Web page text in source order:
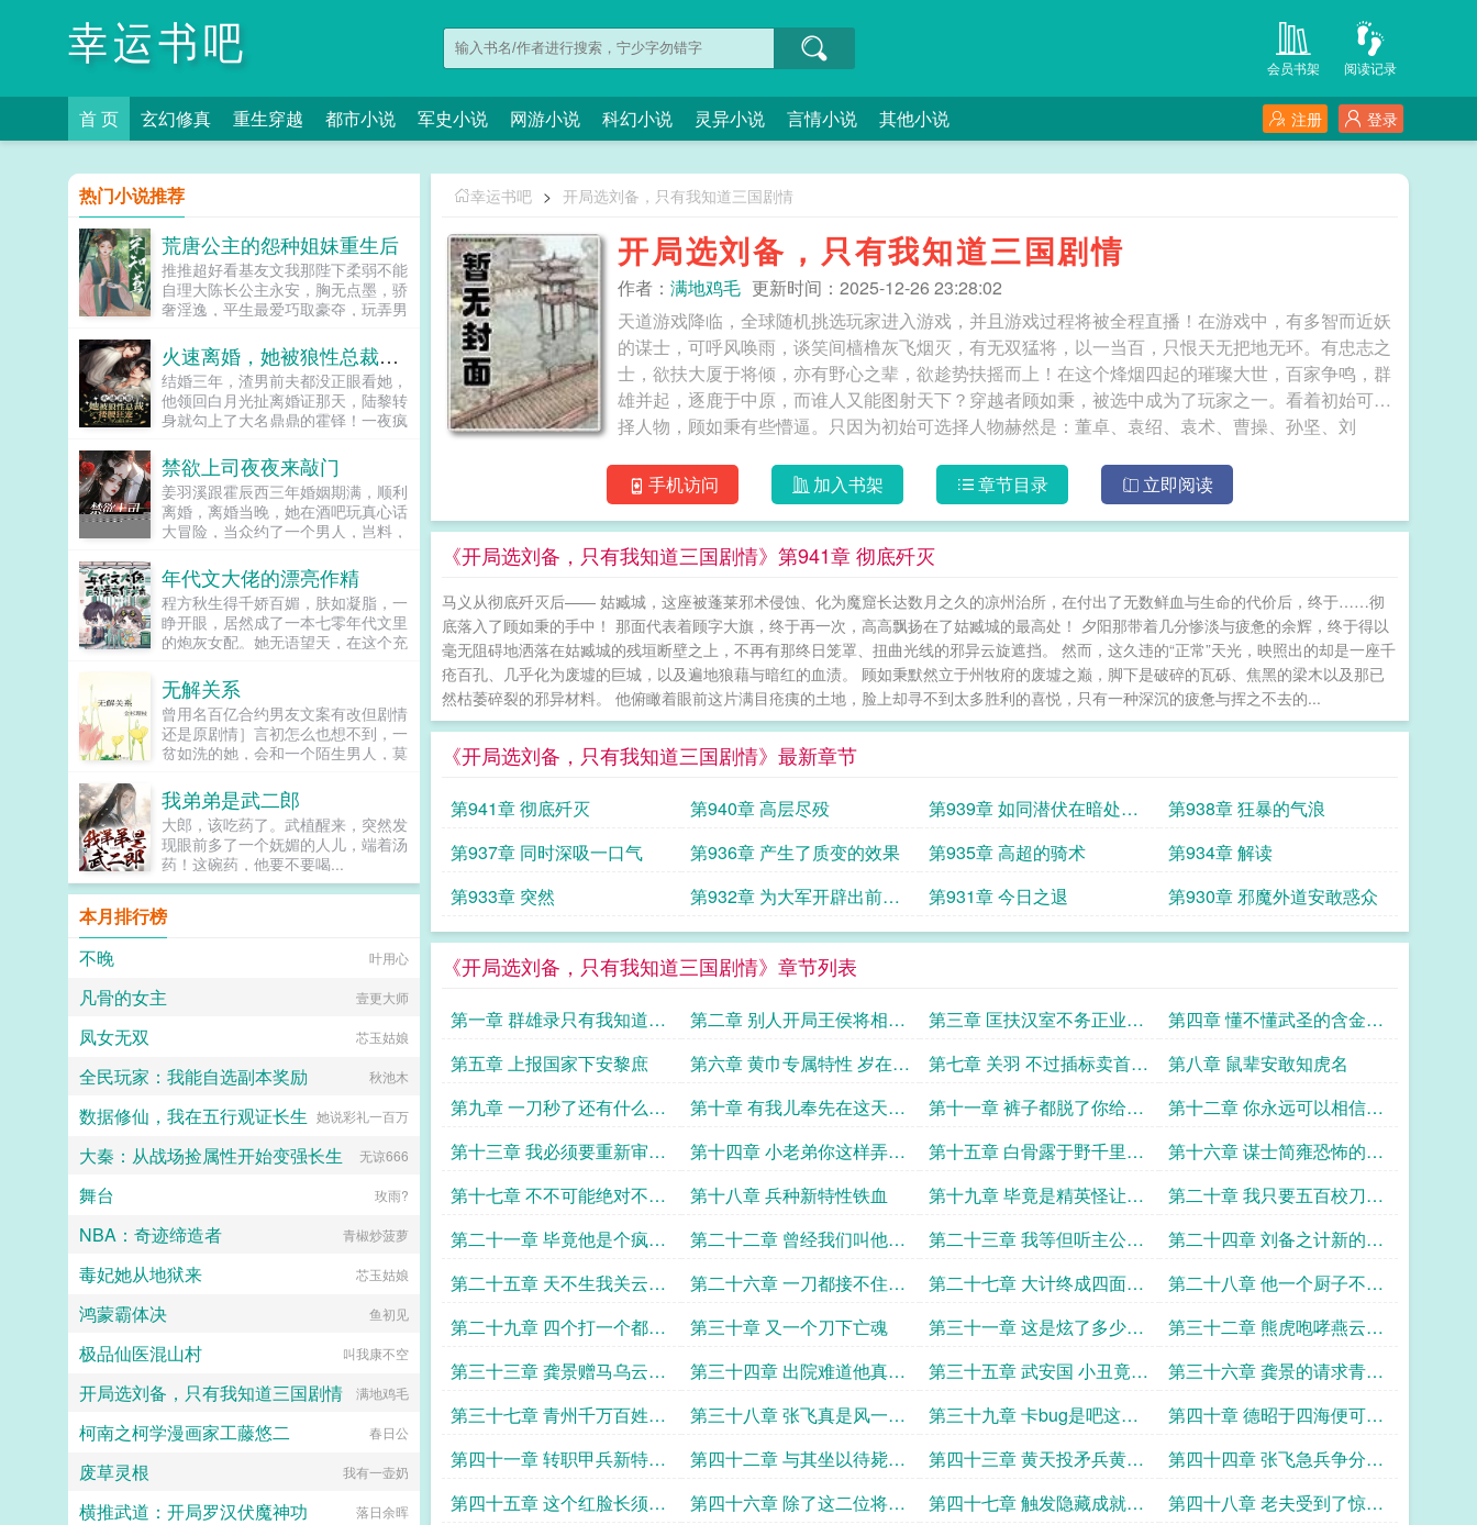
幸运书吧 阅读记录
会员书架
首 页 玄幻修真 重生穿越 都市小说 军史小说 网游小说 科幻小说 灵异小说 言情小说 其他小说 登录
注册
幸运书吧 > 开局选刘备，只有我知道三国剧情
开局选刘备，只有我知道三国剧情
作者： 满地鸡毛 更新时间：2025-12-26 23:28:02
天道游戏降临，全球随机挑选玩家进入游戏，并且游戏过程将被全程直播！在游戏中，有多智而近妖
的谋士，可呼风唤雨，谈笑间樯橹灰飞烟灭，有无双猛将，以一当百，只恨天无把地无环。有忠志之
士，欲扶大厦于将倾，亦有野心之辈，欲趁势扶摇而上！在这个烽烟四起的璀璨大世，百家争鸣，群
雄并起，逐鹿于中原，而谁人又能图射天下？穿越者顾如秉，被选中成为了玩家之一。看着初始可选
择人物，顾如秉有些懵逼。只因为初始可选择人物赫然是：董卓、袁绍、袁术、曹操、孙坚、刘
纷选择王侯将相，以为权势滔天，而顾如秉经过思索之后，却最终选择了......刘备！网友人都麻了：
别人王侯将相，你特么开局编草鞋？ 开局选刘备，只有我知道三国剧情
手机访问 加入书架 章节目录 立即阅读
《开局选刘备，只有我知道三国剧情》第941章 彻底歼灭
马义从彻底歼灭后—— 姑臧城，这座被蓬莱邪术侵蚀、化为魔窟长达数月之久的凉州治所，在付出了无数鲜血与生命的代价后，终于……彻
底落入了顾如秉的手中！ 那面代表着顾字大旗，终于再一次，高高飘扬在了姑臧城的最高处！ 夕阳那带着几分惨淡与疲惫的余辉，终于得以
毫无阻碍地洒落在姑臧城的残垣断壁之上，不再有那终日笼罩、扭曲光线的邪异云旋遮挡。 然而，这久违的“正常”天光，映照出的却是一座千
疮百孔、几乎化为废墟的巨城，以及遍地狼藉与暗红的血渍。 顾如秉默然立于州牧府的废墟之巅，脚下是破碎的瓦砾、焦黑的梁木以及那已
然枯萎碎裂的邪异材料。 他俯瞰着眼前这片满目疮痍的土地，脸上却寻不到太多胜利的喜悦，只有一种深沉的疲惫与挥之不去的...
《开局选刘备，只有我知道三国剧情》最新章节
第941章 彻底歼灭 第940章 高层尽殁
第939章 如同潜伏在暗处的
毒蛇
第938章 狂暴的气浪
第937章 同时深吸一口气
第936章 产生了质变的效果 第935章 高超的骑术
第934章 解读
第933章 突然
第932章 为大军开辟出前进
的血路
第931章 今日之退 第930章 邪魔外道安敢惑众
《开局选刘备，只有我知道三国剧情》章节列表
第一章 群雄录只有我知道三
国剧情
第二章 别人开局王侯将相你
开局编草鞋
第三章 匡扶汉室不务正业不
如回去编草鞋
第四章 懂不懂武圣的含金量
啊
第五章 上报国家下安黎庶
第六章 黄巾专属特性 岁在甲
子
第七章 关羽 不过插标卖首之
徒
第八章 鼠辈安敢知虎名
第九章 一刀秒了还有什么好
说的
第十章 有我儿奉先在这天下
还不是唾手可得
第十一章 裤子都脱了你给我
看这个
第十二章 你永远可以相信关
二爷
第十三章 我必须要重新审视
小区门口李大爷了
第十四章 小老弟你这样弄的
我很没面子啊
第十五章 白骨露于野千里无
鸡鸣
第十六章 谋士简雍恐怖的谋
士属性
第十七章 不不可能绝对不可
能
第十八章 兵种新特性铁血
第十九章 毕竟是精英怪让人
家把话说完啊
第二十章 我只要五百校刀手
便可取黄忠首级
第二十一章 毕竟他是个疯批
啊
第二十二章 曾经我们叫他逼
王现在我们叫他爷
第二十三章 我等但听主公号
令万死不辞
第二十四章 刘备之计新的兵
种属性
第二十五章 天不生我关云长
逼道万古如长夜
第二十六章 一刀都接不住给
我全体起立
第二十七章 大计终成四面夹
击之势
第二十八章 他一个厨子不看
菜谱看上兵法了
第二十九章 四个打一个都打
不过你会不会玩
第三十章 又一个刀下亡魂
第三十一章 这是炫了多少肾
宝啊这么持久
第三十二章 熊虎咆哮燕云十
八骑
第三十三章 龚景赠马乌云踏
雪
第三十四章 出院难道他真的
是天才
第三十五章 武安国 小丑竟是
我自己
第三十六章 龚景的请求青州
黄巾军
第三十七章 青州千万百姓尽
托付于玄德公之手了
第三十八章 张飞真是风一样
的男子
第三十九章 卡bug是吧这么
玩是吧
第四十章 德昭于四海便可万
众仰服
第四十一章 转职甲兵新特性
训练有素
第四十二章 与其坐以待毙不
如主动出击
第四十三章 黄天投矛兵黄巾
专属兵种
第四十四章 张飞急兵争分夺
秒
第四十五章 这个红脸长须的
第四十六章 除了这二位将军
第四十七章 触发隐藏成就稷
第四十八章 老夫受到了惊吓
热门小说推荐
荒唐公主的怨种姐妹重生后
推推超好看基友文我那陛下柔弱不能
自理大陈长公主永安，胸无点墨，骄
奢淫逸，平生最爱巧取豪夺，玩弄男
主更是不知收敛，常强掳良男入府。
终有一日，长公主掳走了北定王的养
子，激怒了北定王，使北定王谋反，
带兵打入长安，手刃长公主。而宋知
鸢，就是倒霉的，长公主手帕交。与
掳人现场。当务之急，第一件事就是
直奔长公主闺房大喊一声捡起来！把
衣裳给我捡起来！床帐里的永安长公
主探出来一张妖媚的面来，惊喜的瞧
你个大头鬼啊！再来脑袋都不保啦！
求求你补药再打男人了啊北定王的大
军都打到殿门口了姐妹你守点女德吧
他说不要不是欲擒故纵北定王耶律青
野，一生戎马，而立之年不曾成婚，
子软弱无能，性格怯懦，难当大任，
耶律青野只能将人送回长安，让他去
做个富贵闲人。直到有一日，他听
说，他的养子，在长安，给人，当，
外室。据说还是三分之一外室，那女
得宠的那个。北定王缓缓挑眉。反了
天了？爹系猛男北定王26x活泼明媚
小娇娇16人设封感谢齐九子推推超
好看基友文我那陛下柔弱不能自理by
周九续书号9125729苏蕴宜，世家庶
她被父亲视作一份礼物，将要送给年
近七十的淮江王。苏蕴宜只能在心里
说我不愿。为了逃避不公的命运，她
郎。传闻裴七郎出身名门，权势滔
看起来十分好拿捏的样子月色下，苏
哥救我。几度恩爱，数月缠绵，裴七
的虚与委蛇，苏蕴宜心知肚明。她含
子，谁知眼看好事将近，裴七郎竟去
子笑意和煦表妹好狠的心啊，竟想将
行七，正是当今陛下。苏蕴宜才知
v后日更1男女主彼此身心唯一2男女
4传统大团圆结局。...
火速离婚，她被狼性总裁搂腰狂宠
结婚三年，渣男前夫都没正眼看她，
他领回白月光扯离婚证那天，陆黎转
身就勾上了大名鼎鼎的霍铎！一夜疯
算负责？陆黎转身不认人，他霍铎怎
么会缺女人！本以为不会再有交集，
可被他彻底缠上。某天他抵她在墙陆
小姐，咱俩床上挺搭的，霍太太的位
子考虑一下？众人都以为霍铎玩玩而
了图，陆黎切菜划破了手，男人红着
眼圈抱起她乖，以后这些我来干...
禁欲上司夜夜来敲门
姜羽溪跟霍辰西三年婚姻期满，顺利
离婚，离婚当晚，她在酒吧玩真心话
大冒险，当众约了一个男人，岂料，
还是刚跟她离婚的前夫！前夫当面阴
阳她将心思好好放在工作上，没必要
背后搞小动作。然后转身背地里打电
话约她吃饭。姜羽溪反手就将霍辰西
拉进黑名单，她尽职尽责做着自己的
出国，现在每天粘着她是怎么回事？
姜羽溪一直小心隐瞒着自己的身份，
直到某天夜里，霍辰西将她抵在角
落，叫出了她以前的名字，老婆，我
年代文大佬的漂亮作精
程方秋生得千娇百媚，肤如凝脂，一
睁开眼，居然成了一本七零年代文里
的炮灰女配。她无语望天，在这个充
着便宜老公的丰厚工资买买买，顺便
再好好享受宽肩窄腰，冷峻帅气...
无解关系
曾用名百亿合约男友文案有改但剧情
还是原剧情］言初怎么也想不到，一
贫如洗的她，会和一个陌生男人，莫
富交换。说白了就是他的钱进了她账
户，她的钱进了他账户还转！不！
回！去！好消息对方是陆洺执，陆氏
集团太子爷，多金，年轻，人还帅。
坏消息这人脾气差，控制欲强，还打
算趁机和她来场合约恋爱。...
我弟弟是武二郎
大郎，该吃药了。武植醒来，突然发
现眼前多了一个妩媚的人儿，端着汤
药！这碗药，他要不要喝...
本月排行榜
不晚
叶用心
凡骨的女主 壹更大师
凤女无双 芯玉姑娘
全民玩家：我能自选副本奖励 秋池木
数据修仙，我在五行观证长生 她说彩礼一百万
大秦：从战场捡属性开始变强长生 无谅666
舞台 玫雨?
NBA：奇迹缔造者 青椒炒菠萝
毒妃她从地狱来 芯玉姑娘
鸿蒙霸体决 鱼初见
极品仙医混山村 叫我康不空
开局选刘备，只有我知道三国剧情 满地鸡毛
柯南之柯学漫画家工藤悠二 春日公
废草灵根 我有一壶奶
横推武道：开局罗汉伏魔神功 落日余晖